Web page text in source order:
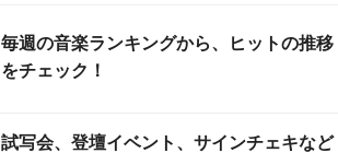
毎週の音楽ランキングから、ヒットの推移
をチェック！
試写会、登壇イベント、サインチェキなど